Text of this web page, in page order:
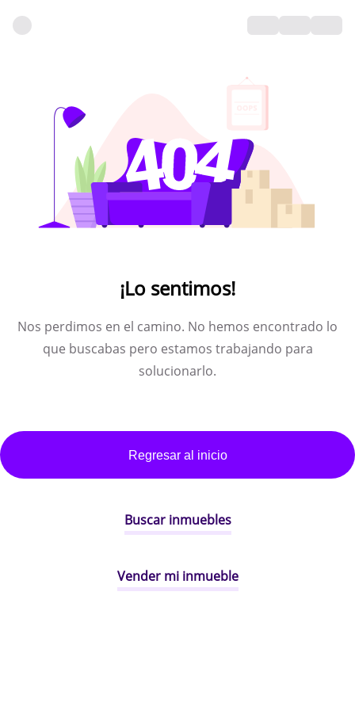
¡Lo sentimos!
Nos perdimos en el camino. No hemos encontrado lo
que buscabas pero estamos trabajando para
solucionarlo.
Regresar al inicio
Buscar inmuebles
Vender mi inmueble